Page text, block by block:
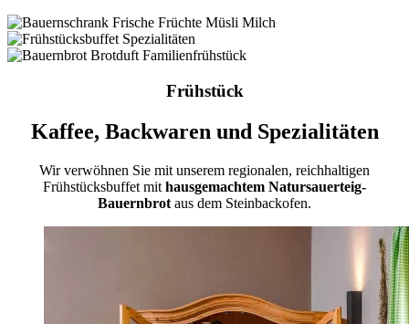
Frühstück
Kaffee, Backwaren und Spezialitäten
Wir verwöhnen Sie mit unserem regionalen, reichhaltigen
Frühstücksbuffet mit hausgemachtem Natursauerteig-
Bauernbrot aus dem Steinbackofen.